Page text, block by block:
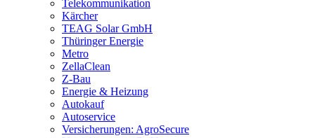
Telekommunikation
Kärcher
TEAG Solar GmbH
Thüringer Energie
Metro
ZellaClean
Z-Bau
Energie & Heizung
Autokauf
Autoservice
Versicherungen: AgroSecure